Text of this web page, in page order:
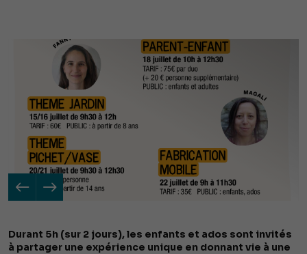
Durant 5h (sur 2 jours), les enfants et ados sont invités
à partager une expérience unique en donnant vie à une